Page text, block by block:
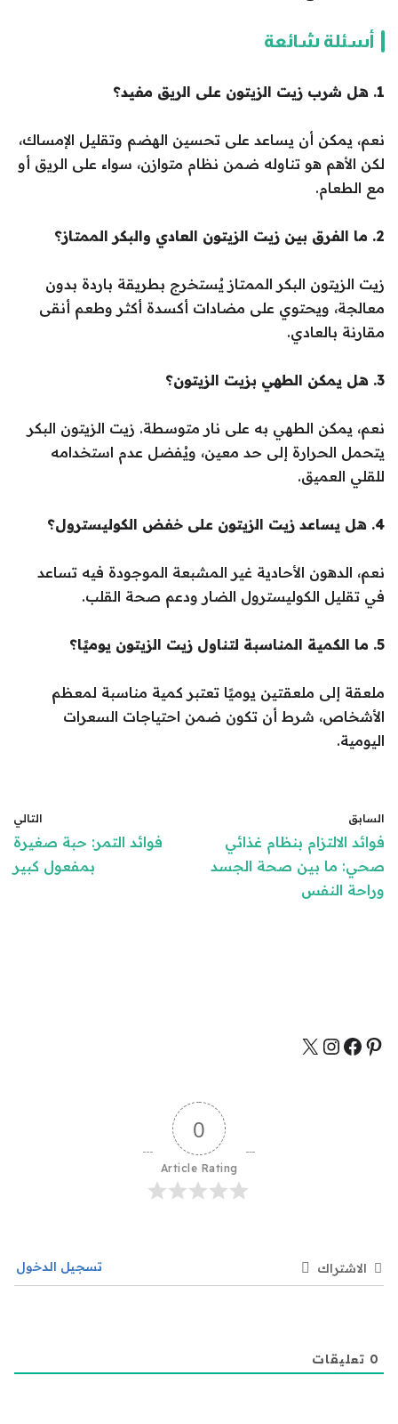
أسئلة شائعة
1. هل شرب زيت الزيتون على الريق مفيد؟
نعم، يمكن أن يساعد على تحسين الهضم وتقليل الإمساك،
لكن الأهم هو تناوله ضمن نظام متوازن، سواء على الريق أو
مع الطعام.
2. ما الفرق بين زيت الزيتون العادي والبكر الممتاز؟
زيت الزيتون البكر الممتاز يُستخرج بطريقة باردة بدون
معالجة، ويحتوي على مضادات أكسدة أكثر وطعم أنقى
مقارنة بالعادي.
3. هل يمكن الطهي بزيت الزيتون؟
نعم، يمكن الطهي به على نار متوسطة. زيت الزيتون البكر
يتحمل الحرارة إلى حد معين، ويُفضل عدم استخدامه
للقلي العميق.
4. هل يساعد زيت الزيتون على خفض الكوليسترول؟
نعم، الدهون الأحادية غير المشبعة الموجودة فيه تساعد
في تقليل الكوليسترول الضار ودعم صحة القلب.
5. ما الكمية المناسبة لتناول زيت الزيتون يوميًا؟
ملعقة إلى ملعقتين يوميًا تعتبر كمية مناسبة لمعظم
الأشخاص، شرط أن تكون ضمن احتياجات السعرات
اليومية.
السابق
فوائد الالتزام بنظام غذائي
صحي: ما بين صحة الجسد
وراحة النفس
التالي
فوائد التمر: حبة صغيرة
بمفعول كبير
0
Article Rating
الاشتراك تسجيل الدخول
0 تعليقات